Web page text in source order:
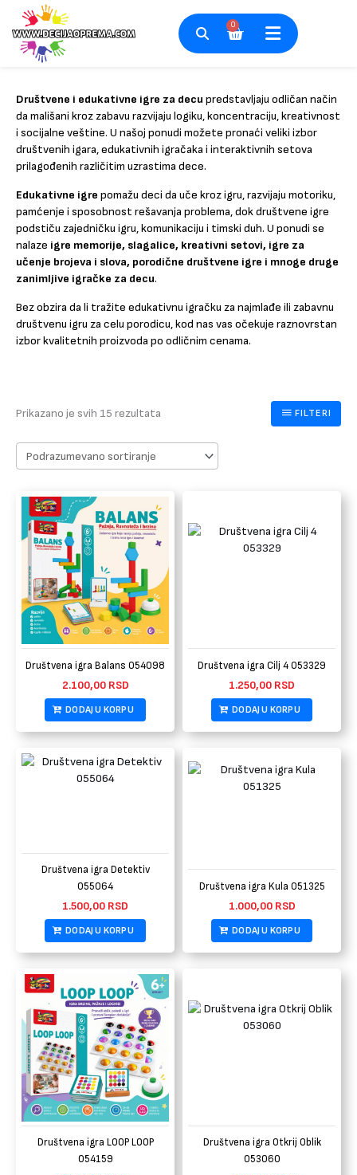
sadržaj
0
Cart
Društvene i edukativne igre za decu predstavljaju odličan način
da mališani kroz zabavu razvijaju logiku, koncentraciju, kreativnost
i socijalne veštine. U našoj ponudi možete pronaći veliki izbor
društvenih igara, edukativnih igračaka i interaktivnih setova
prilagođenih različitim uzrastima dece.
Edukativne igre pomažu deci da uče kroz igru, razvijaju motoriku,
pamćenje i sposobnost rešavanja problema, dok društvene igre
podstiču zajedničku igru, komunikaciju i timski duh. U ponudi se
nalaze igre memorije, slagalice, kreativni setovi, igre za
učenje brojeva i slova, porodične društvene igre i mnoge druge
zanimljive igračke za decu.
Bez obzira da li tražite edukativnu igračku za najmlađe ili zabavnu
društvenu igru za celu porodicu, kod nas vas očekuje raznovrstan
izbor kvalitetnih proizvoda po odličnim cenama.
Prikazano je svih 15 rezultata FILTERI
Društvena igra Balans 054098
2.100,00 RSD
DODAJ U KORPU
Društvena igra Cilj 4 053329
1.250,00 RSD
DODAJ U KORPU
Društvena igra Detektiv
055064
1.500,00 RSD
DODAJ U KORPU
Društvena igra Kula 051325
1.000,00 RSD
DODAJ U KORPU
Društvena igra LOOP LOOP
054159
Društvena igra Otkrij Oblik
053060